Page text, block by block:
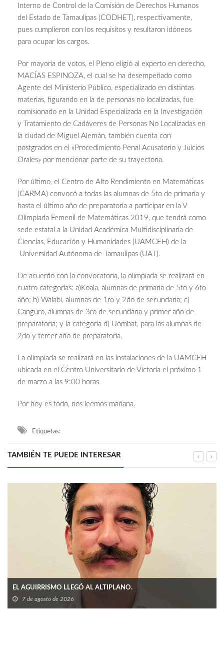
Interno de Control de la Comisión de Derechos Humanos
del Estado de Tamaulipas (CODHET), respectivamente,
pues cumplieron con los requisitos y resultaron idóneos
para ocupar los cargos.
Por mayoría de votos, el Pleno eligió al experto en derecho,
MACÍAS ESPINOZA, el cual se ha desempeñado como
Agente del Ministerio Público, especializado en distintas
materias, figurando en la de personas no localizadas, fue
comisionado en la Unidad Especializada en la Investigación
y Tratamiento de Cadáveres de Personas No Localizadas en
la ciudad de Miguel Alemán, también cuenta con
postgrados en el «Procedimiento Penal Acusatorio y Juicios
Orales» por mencionar parte de su trayectoria.
Por último, el Centro de Alto Rendimiento en Matemáticas
(CARMA) convocó a todas las alumnas de 5to de primaria y
hasta el último año de preparatoria a participar en la V
Olimpiada Femenil de Matemáticas 2019, que tendrá como
sede estatal a la Unidad Académica Multidisciplinaria de
Ciencias, Educación y Humanidades (UAMCEH) de la
Universidad Autónoma de Tamaulipas (UAT).
De acuerdo con la convocatoria, la olimpiada se realizará en
cuatro categorías: a)Koala, alumnas de primaria de 5to y 6to
año; b) Walabi, alumnas de 1ro y 2do de secundaria; c)
Canguro, alumnas de 3ro de secundaria y primer año de
preparatoria; y la categoría d) Uombat, para las alumnas de
2do y tercer año de preparatoria.
La olimpiada se realizará en las instalaciones de la UAMCEH
ubicada en el Centro Universitario de Victoria el próximo 1
de marzo a las 9:00 horas.
Por hoy es todo, nos leemos mañana.
Etiquetas:
TAMBIÉN TE PUEDE INTERESAR
EL AGUIRRISMO LLEGÓ AL ALTIPLANO.
7 de agosto de 2026